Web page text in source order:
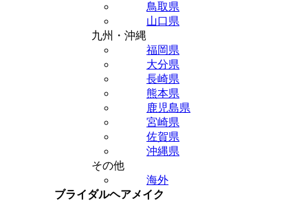
鳥取県
山口県
九州・沖縄
福岡県
大分県
長崎県
熊本県
鹿児島県
宮崎県
佐賀県
沖縄県
その他
海外
ブライダルヘアメイク